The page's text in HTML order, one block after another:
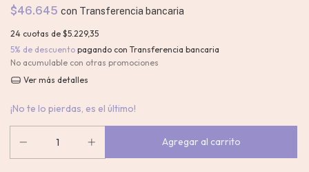
$46.645 con Transferencia bancaria
24 cuotas de $5.229,35
5% de descuento pagando con Transferencia bancaria
No acumulable con otras promociones
Ver más detalles
¡No te lo pierdas, es el último!